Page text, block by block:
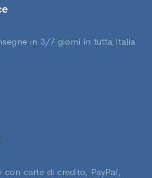
in 3/7 giorni in tutta Italia
con carte di credito, PayPal,